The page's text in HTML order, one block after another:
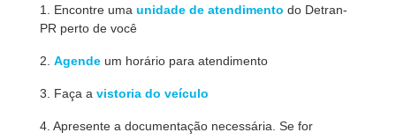
1. Encontre uma unidade de atendimento do Detran-
PR perto de você
2. Agende um horário para atendimento
3. Faça a vistoria do veículo
4. Apresente a documentação necessária. Se for